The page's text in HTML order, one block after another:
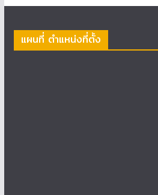
แผนที่ ตำแหน่งที่ตั้ง